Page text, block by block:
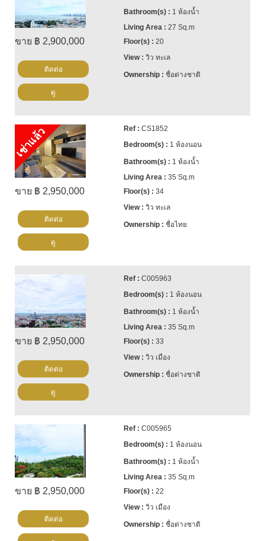
ขาย ฿ 2,900,000
1 ห้องน้ำ
27 Sq.m
20
วิว ทะเล
ชื่อต่างชาติ
ติดต่อ
ดู
เช่าแล้ว
ขาย ฿ 2,950,000
CS1852
1 ห้องนอน
1 ห้องน้ำ
35 Sq.m
34
วิว ทะเล
ชื่อไทย
ติดต่อ
ดู
ขาย ฿ 2,950,000
C005963
1 ห้องนอน
1 ห้องน้ำ
35 Sq.m
33
วิว เมือง
ชื่อต่างชาติ
ติดต่อ
ดู
ขาย ฿ 2,950,000
C005965
1 ห้องนอน
1 ห้องน้ำ
35 Sq.m
22
วิว เมือง
ชื่อต่างชาติ
ติดต่อ